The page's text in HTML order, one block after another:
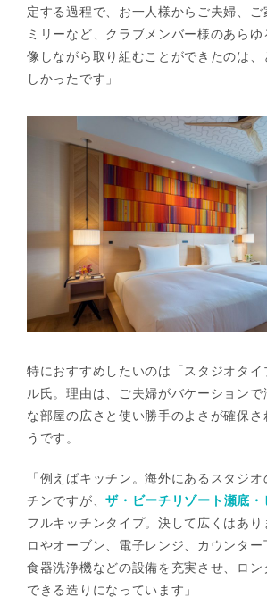
定する過程で、お一人様からご夫婦、
ミリーなど、クラブメンバー様のあら
像しながら取り組むことができたのは
しかったです」
特におすすめしたいのは「スタジオタ
ル氏。理由は、ご夫婦がバケーション
な部屋の広さと使い勝手のよさが確保
うです。
「例えばキッチン。海外にあるスタジ
チンですが、ザ・ビーチリゾート瀬底
フルキッチンタイプ。決して広くはあ
ロやオーブン、電子レンジ、カウンタ
食器洗浄機などの設備を充実させ、ロ
できる造りになっています」